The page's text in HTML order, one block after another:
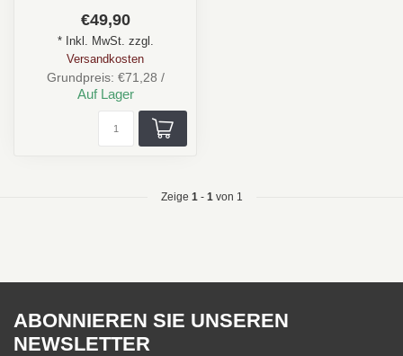
€49,90
* Inkl. MwSt. zzgl.
Versandkosten
Grundpreis: €71,28 /
Auf Lager
Zeige 1 - 1 von 1
ABONNIEREN SIE UNSEREN
NEWSLETTER